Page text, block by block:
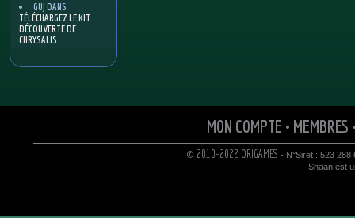
GUJ DANS
TÉLÉCHARGEZ LE KIT
DÉCOUVERTE DE
CHRYSALIS
MON COMPTE • MEMBRES
© 2010-2022 ORIGAMES - N°Siret : 523 288
Shaan est